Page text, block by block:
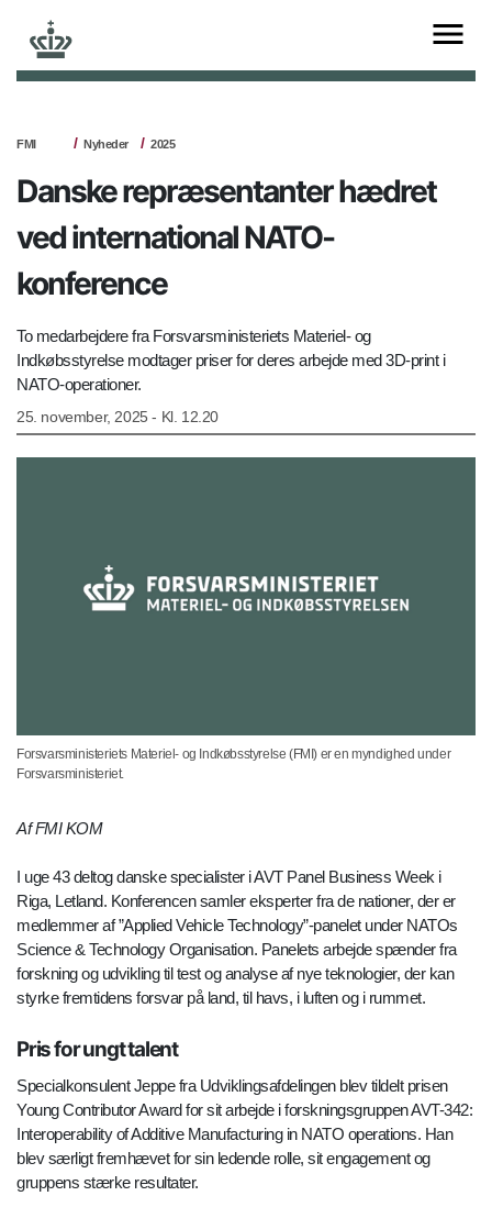
FMI Nyheder 2025
Danske repræsentanter hædret
ved international NATO-
konference
To medarbejdere fra Forsvarsministeriets Materiel- og
Indkøbsstyrelse modtager priser for deres arbejde med 3D-print i
NATO-operationer.
25. november, 2025 - Kl. 12.20
Forsvarsministeriets Materiel- og Indkøbsstyrelse (FMI) er en myndighed under
Forsvarsministeriet.
Af FMI KOM
I uge 43 deltog danske specialister i AVT Panel Business Week i
Riga, Letland. Konferencen samler eksperter fra de nationer, der er
medlemmer af ”Applied Vehicle Technology”-panelet under NATOs
Science & Technology Organisation. Panelets arbejde spænder fra
forskning og udvikling til test og analyse af nye teknologier, der kan
styrke fremtidens forsvar på land, til havs, i luften og i rummet.
Pris for ungt talent
Specialkonsulent Jeppe fra Udviklingsafdelingen blev tildelt prisen
Young Contributor Award for sit arbejde i forskningsgruppen AVT-342:
Interoperability of Additive Manufacturing in NATO operations. Han
blev særligt fremhævet for sin ledende rolle, sit engagement og
gruppens stærke resultater.